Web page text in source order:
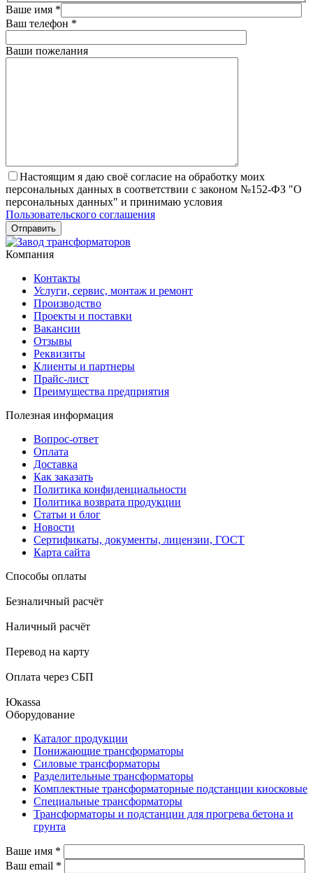
Ваше имя *
Ваш телефон *
Ваши пожелания
Настоящим я даю своё согласие на обработку моих
персональных данных в соответствии с законом №152-ФЗ "О
персональных данных" и принимаю условия
Пользовательского соглашения
Компания
Контакты
Услуги, сервис, монтаж и ремонт
Производство
Проекты и поставки
Вакансии
Отзывы
Реквизиты
Клиенты и партнеры
Прайс-лист
Преимущества предприятия
Полезная информация
Вопрос-ответ
Оплата
Доставка
Как заказать
Политика конфиденциальности
Политика возврата продукции
Статьи и блог
Новости
Сертификаты, документы, лицензии, ГОСТ
Карта сайта
Способы оплаты
Безналичный расчёт
Наличный расчёт
Перевод на карту
Оплата через СБП
Юкаssа
Оборудование
Каталог продукции
Понижающие трансформаторы
Силовые трансформаторы
Разделительные трансформаторы
Комплектные трансформаторные подстанции киосковые
Специальные трансформаторы
Трансформаторы и подстанции для прогрева бетона и
грунта
Ваше имя *
Ваш email *